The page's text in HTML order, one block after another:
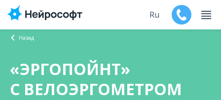
Продукты
Ru
Назад
«ЭРГОПОЙНТ»
С ВЕЛОЭРГОМЕТРОМ